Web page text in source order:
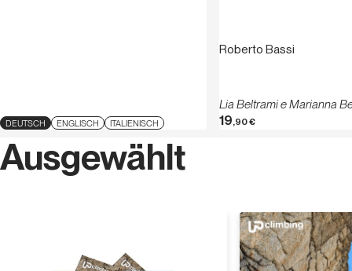
DEUTSCH ENGLISCH ITALIENISCH
Roberto Bassi
Lia Beltrami e Marianna
19,90€
Ausgewählt